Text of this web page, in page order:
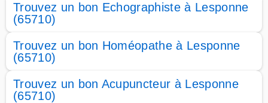
Trouvez un bon Echographiste à Lesponne
(65710)
Trouvez un bon Homéopathe à Lesponne
(65710)
Trouvez un bon Acupuncteur à Lesponne
(65710)